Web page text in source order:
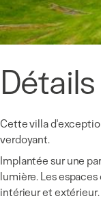
Détails
Cette villa
verdoyant.
Implantée sur une
lumière. Les
intérieur et extérieur.